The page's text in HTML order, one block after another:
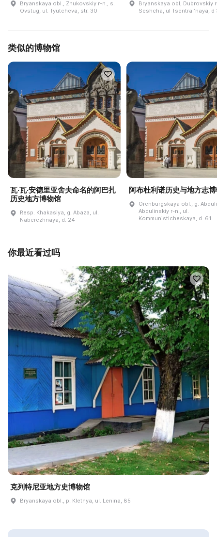
Bryanskaya obl., Zhukovskiy r-n., s.
Ovstug, ul. Tyutcheva, str. 30
Bryanskaya obl, Dubrovskiy
Seshcha, ul Tsentralʹnaya, d
类似的博物馆
瓦·瓦·安德里亚舍夫命名的阿巴扎
历史地方博物馆
Resp. Khakasiya, g. Abaza, ul.
Naberezhnaya, d. 24
阿布杜利诺历史与地方志
Orenburgskaya obl., g.
Abdulinskiy r-n., ul.
Kommunisticheskaya, d. 61
你最近看过吗
克列特尼亚地方史博物馆
Bryanskaya obl., p. Kletnya, ul. Lenina, 85